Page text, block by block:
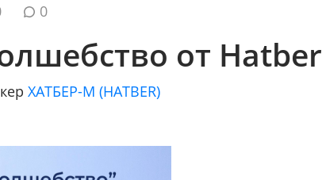
0
от Hatber
ХАТБЕР-М (HATBER)